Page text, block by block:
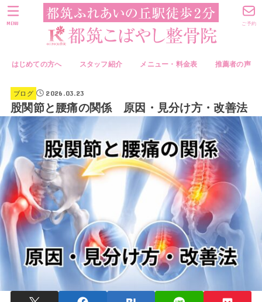
はじめての方へ スタッフ紹介 メニュー・料金表 推薦者の声
ご予約
MENU
ブログ 2026.03.23
股関節と腰痛の関係 原因・見分け方・改善法